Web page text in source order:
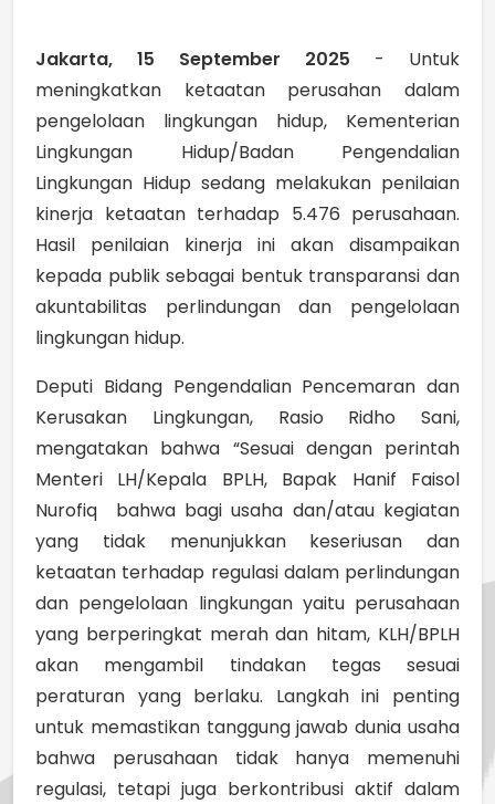
Jakarta, 15 September 2025 - Untuk
meningkatkan ketaatan perusahan dalam
pengelolaan lingkungan hidup, Kementerian
Lingkungan Hidup/Badan Pengendalian
Lingkungan Hidup sedang melakukan penilaian
kinerja ketaatan terhadap 5.476 perusahaan.
Hasil penilaian kinerja ini akan disampaikan
kepada publik sebagai bentuk transparansi dan
akuntabilitas perlindungan dan pengelolaan
lingkungan hidup.
Deputi Bidang Pengendalian Pencemaran dan
Kerusakan Lingkungan, Rasio Ridho Sani,
mengatakan bahwa “Sesuai dengan perintah
Menteri LH/Kepala BPLH, Bapak Hanif Faisol
Nurofiq bahwa bagi usaha dan/atau kegiatan
yang tidak menunjukkan keseriusan dan
ketaatan terhadap regulasi dalam perlindungan
dan pengelolaan lingkungan yaitu perusahaan
yang berperingkat merah dan hitam, KLH/BPLH
akan mengambil tindakan tegas sesuai
peraturan yang berlaku. Langkah ini penting
untuk memastikan tanggung jawab dunia usaha
bahwa perusahaan tidak hanya memenuhi
regulasi, tetapi juga berkontribusi aktif dalam